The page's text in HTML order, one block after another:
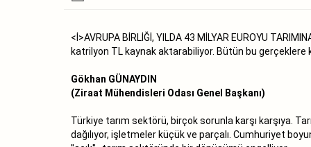
<İ>AVRUPA BİRLİĞİ, YILDA 43 MİLYAR EUROYU
katrilyon TL kaynak aktarabiliyor. Bütün bu gerçeklere
Gökhan GÜNAYDIN
(Ziraat Mühendisleri Odası Genel Başkanı)
Türkiye tarım sektörü, birçok sorunla karşı karşıya.
dağılıyor, işletmeler küçük ve parçalı. Cumhuriyet